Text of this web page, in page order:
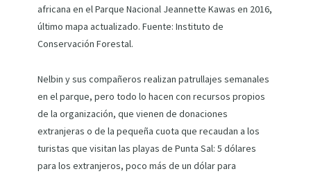
africana en el Parque Nacional Jeannette Kawas en 2016,
último mapa actualizado. Fuente: Instituto de
Conservación Forestal.
Nelbin y sus compañeros realizan patrullajes semanales
en el parque, pero todo lo hacen con recursos propios
de la organización, que vienen de donaciones
extranjeras o de la pequeña cuota que recaudan a los
turistas que visitan las playas de Punta Sal: 5 dólares
para los extranjeros, poco más de un dólar para